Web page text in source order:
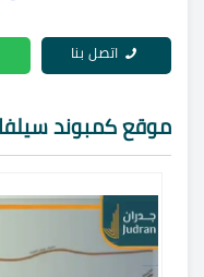
اتصل بنا
موقع كمبوند سيلفا